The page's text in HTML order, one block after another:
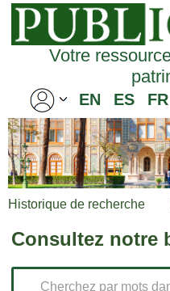
Votre
EN ES FR
Historique de recherche
Consultez notre